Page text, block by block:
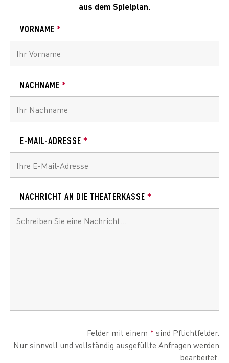
aus dem Spielplan.
VORNAME *
NACHNAME *
E-MAIL-ADRESSE *
NACHRICHT AN DIE THEATERKASSE *
Felder mit einem * sind Pflichtfelder.
Nur sinnvoll und vollständig ausgefüllte Anfragen werden
bearbeitet.